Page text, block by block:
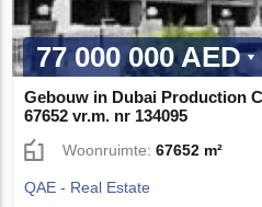
77 000 000 AED
Gebouw in Dubai Production
67652 vr.m. nr 134095
Woonruimte:67652 m²
QAE - Real Estate